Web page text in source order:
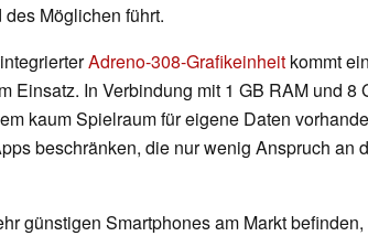
Möglichen führt.
Adreno-308-Grafikeinheit kommt ein
Einsatz. In Verbindung mit 1 GB RAM und 8
kaum Spielraum für eigene Daten
beschränken, die nur wenig Anspruch an
günstigen Smartphones am Markt befinden,